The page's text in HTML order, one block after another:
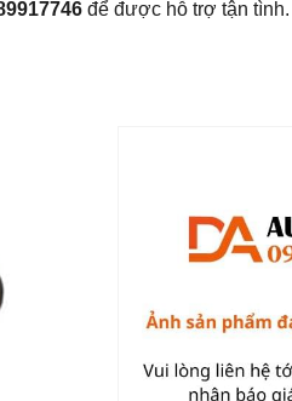
để được hỗ trợ tận tình.